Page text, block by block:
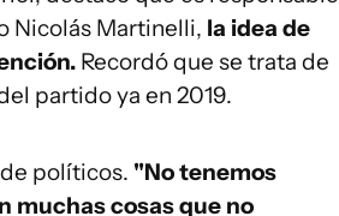
Nicolás Martinelli, la idea de
Recordó que se trata de
partido ya en 2019.
políticos. "No tenemos
muchas cosas que no